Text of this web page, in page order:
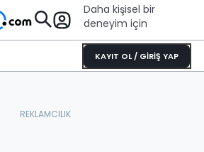
Daha kişisel bir
deneyim için
KAYIT OL / GİRİŞ YAP